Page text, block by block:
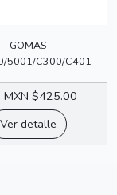
GOMAS
5001/C300/C401
MXN $425.00
Ver detalle